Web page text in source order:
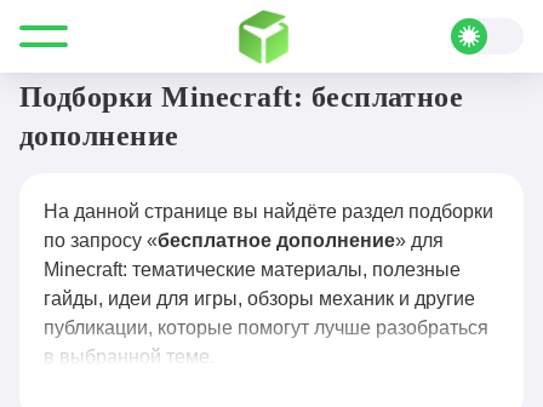
Все для Minecraft бесплатное дополнение
Подборки Minecraft: бесплатное
дополнение
На данной странице вы найдёте раздел подборки
по запросу «бесплатное дополнение» для
Minecraft: тематические материалы, полезные
гайды, идеи для игры, обзоры механик и другие
публикации, которые помогут лучше разобраться
в выбранной теме.